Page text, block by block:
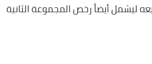
ليشمل أيضاً رخص المجموعة الثانية